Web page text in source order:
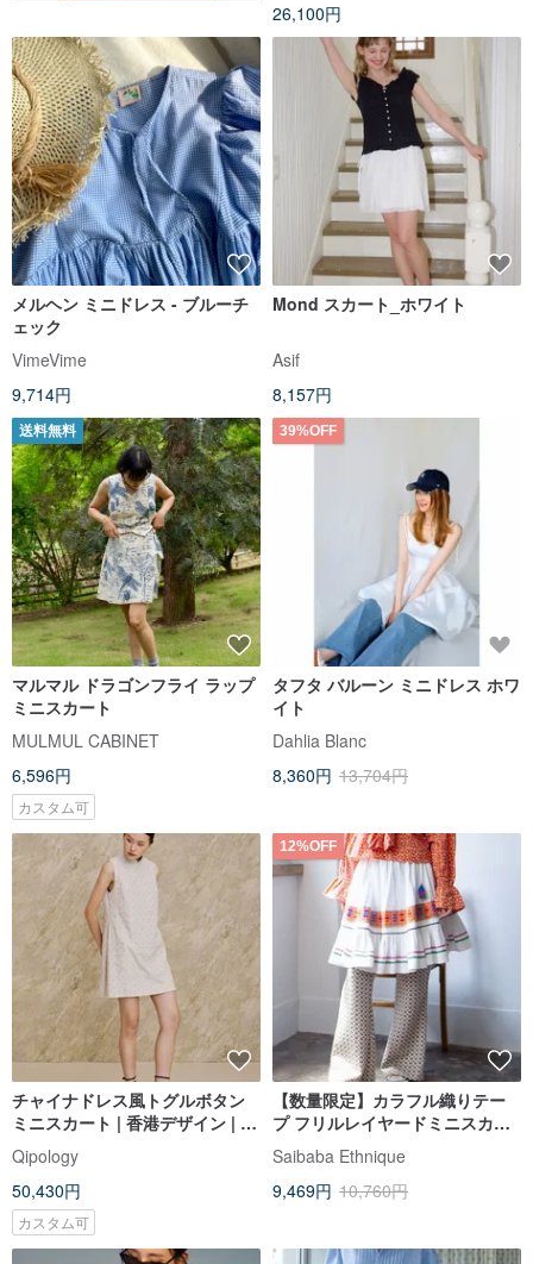
26,100円
メルヘン ミニドレス - ブルーチ
ェック
VimeVime
9,714円
Mond スカート_ホワイト
Asif
8,157円
送料無料
マルマル ドラゴンフライ ラップ
ミニスカート
MULMUL CABINET
6,596円
カスタム可
39%OFF
タフタ バルーン ミニドレス ホワ
イト
Dahlia Blanc
8,360円 13,704円
チャイナドレス風トグルボタン
ミニスカート | 香港デザイン | ク
ラシカル | 上品 | 東洋と西洋の融
合
Qipology
50,430円
カスタム可
12%OFF
【数量限定】カラフル織りテー
プ フリルレイヤードミニスカー
ト(3色)IAC-5322
Saibaba Ethnique
9,469円 10,760円